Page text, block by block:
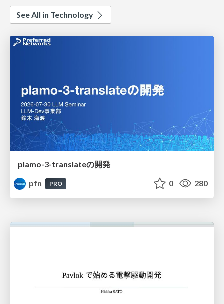
See All in Technology
plamo-3-translateの開発
pfn
PRO 0 280